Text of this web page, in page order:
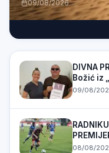
09/08/2026
DIVNA
Božić iz
09/08/
08/08/